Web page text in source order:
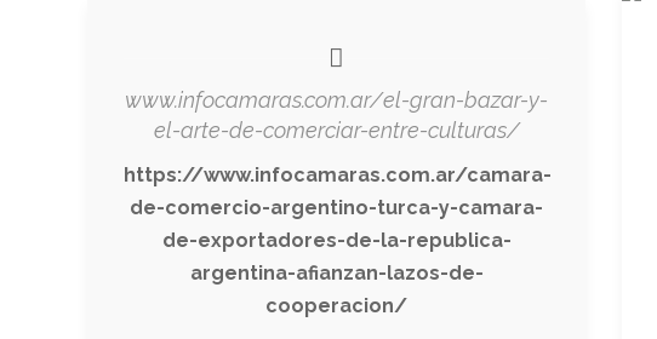
www.infocamaras.com.ar/el-gran-bazar-y-
el-arte-de-comerciar-entre-culturas/
https://www.infocamaras.com.ar/camara-
de-comercio-argentino-turca-y-camara-
de-exportadores-de-la-republica-
argentina-afianzan-lazos-de-
cooperacion/